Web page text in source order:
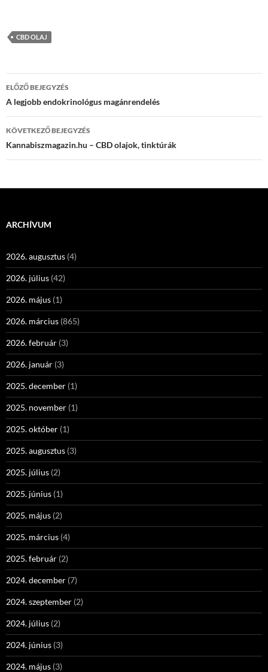
CBD OLAJ
Bejegyzés
navigáció
ELŐZŐ BEJEGYZÉS
A legjobb endokrinológus magánrendelés
KÖVETKEZŐ BEJEGYZÉS
Kannabiszmagazin.hu – CBD olajok, tinktúrák
ARCHÍVUM
2026. augusztus (4)
2026. július (42)
2026. május (1)
2026. március (865)
2026. február (3)
2026. január (3)
2025. december (1)
2025. november (1)
2025. október (1)
2025. augusztus (3)
2025. július (2)
2025. június (1)
2025. május (2)
2025. március (4)
2025. február (2)
2024. december (7)
2024. szeptember (2)
2024. július (2)
2024. június (3)
2024. május (3)